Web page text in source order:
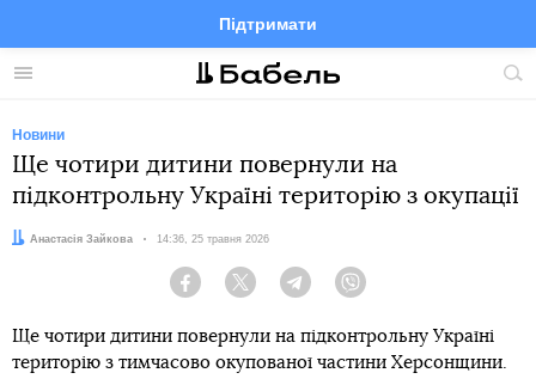
Меню
Підтримати
FacebookTelegramTwitter
Новини
Ще чотири дитини повернули на
підконтрольну Україні територію з окупації
Автор:
Анастасія Зайкова Дата:
14:36, 25 травня 2026
Facebook Twitter Telegram
Ще чотири дитини повернули на підконтрольну Україні
територію з тимчасово окупованої частини Херсонщини.